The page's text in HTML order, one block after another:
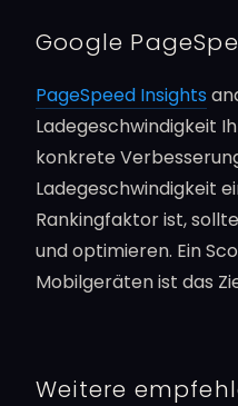
Google
PageSpeed Insights
Ladegeschwindigkeit
konkrete
Ladegeschwindigkeit
Rankingfaktor ist,
und optimieren. Ein
Mobilgeräten ist das
Weitere